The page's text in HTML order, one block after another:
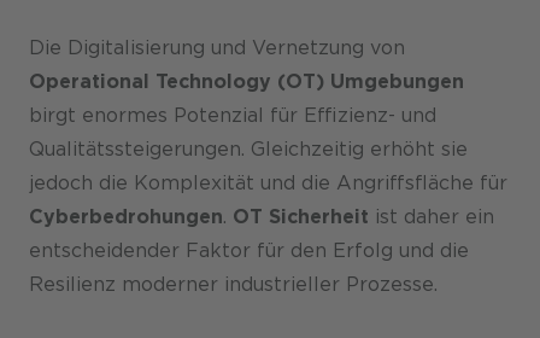
Die Digitalisierung und Vernetzung von
Operational Technology (OT) Umgebungen
birgt enormes Potenzial für Effizienz- und
Qualitätssteigerungen. Gleichzeitig erhöht sie
jedoch die Komplexität und die Angriffsfläche für
Cyberbedrohungen. OT Sicherheit ist daher ein
entscheidender Faktor für den Erfolg und die
Resilienz moderner industrieller Prozesse.